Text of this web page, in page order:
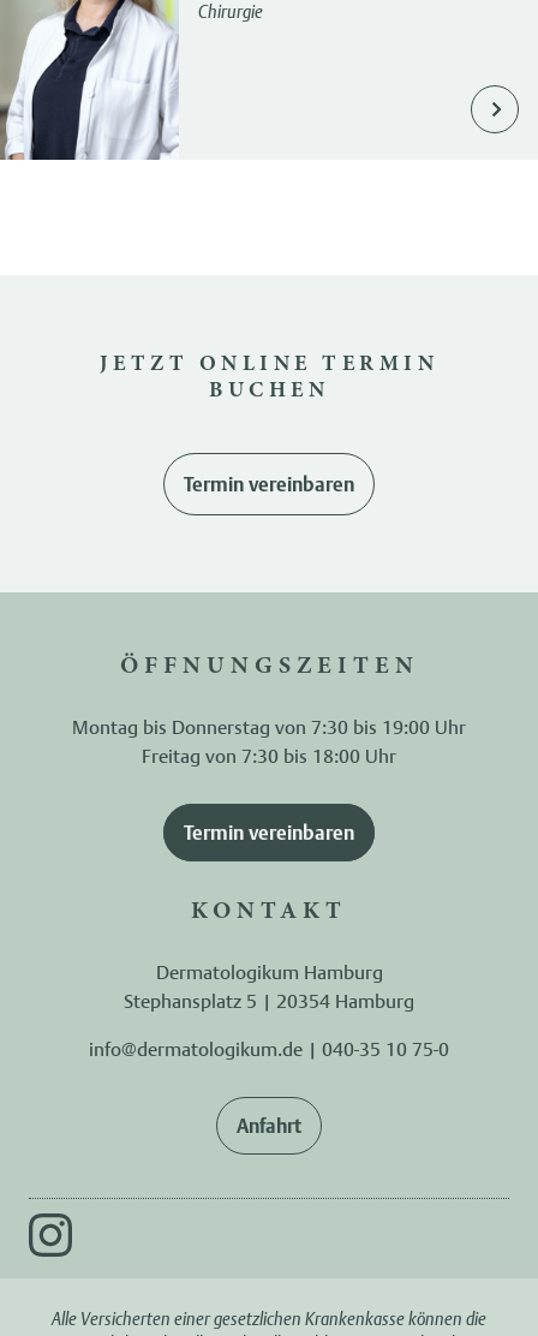
Chirurgie
JETZT ONLINE TERMIN
BUCHEN
Termin vereinbaren
ÖFFNUNGSZEITEN
Montag bis Donnerstag von 7:30 bis 19:00 Uhr
Freitag von 7:30 bis 18:00 Uhr
Termin vereinbaren
KONTAKT
Dermatologikum Hamburg
Stephansplatz 5 | 20354 Hamburg
info@dermatologikum.de | 040-35 10 75-0
Anfahrt
Alle Versicherten einer gesetzlichen Krankenkasse können die